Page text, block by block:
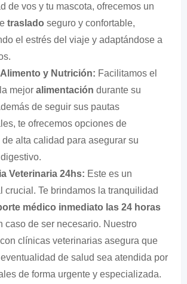
de vos y tu mascota, ofrecemos un
traslado seguro y confortable,
el estrés del viaje y adaptándose a
y Nutrición: Facilitamos el
mejor alimentación durante su
de seguir sus pautas
te ofrecemos opciones de
alta calidad para asegurar su
Veterinaria 24hs: Este es un
crucial. Te brindamos la tranquilidad
médico inmediato las 24 horas
caso de ser necesario. Nuestro
clínicas veterinarias asegura que
de salud sea atendida por
de forma urgente y especializada.